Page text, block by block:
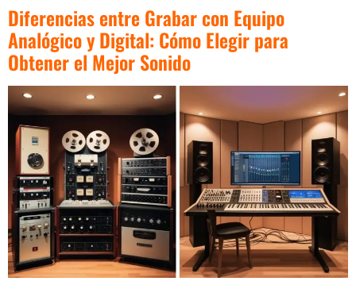
Diferencias entre Grabar con Equipo
Analógico y Digital: Cómo Elegir para
Obtener el Mejor Sonido